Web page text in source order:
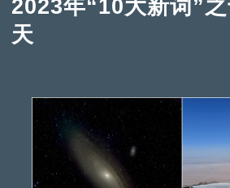
2023年“10大新词”
天